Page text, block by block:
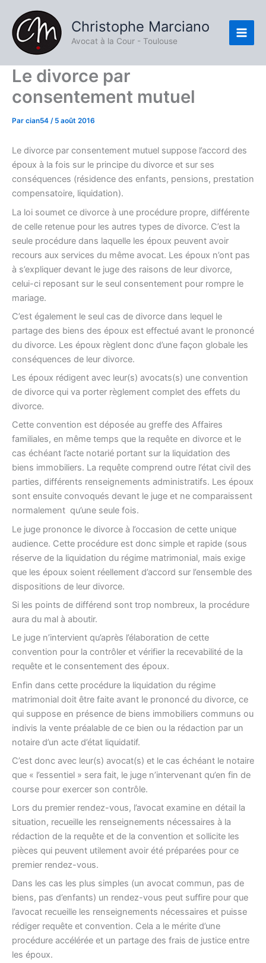
contenu
Christophe Marciano
Avocat à la Cour - Toulouse
Le divorce par
consentement mutuel
Par cian54 / 5 août 2016
Le divorce par consentement mutuel suppose l’accord des
époux à la fois sur le principe du divorce et sur ses
conséquences (résidence des enfants, pensions, prestation
compensatoire, liquidation).
La loi soumet ce divorce à une procédure propre, différente
de celle retenue pour les autres types de divorce. C’est la
seule procédure dans laquelle les époux peuvent avoir
recours aux services du même avocat. Les époux n’ont pas
à s’expliquer devant le juge des raisons de leur divorce,
celui-ci reposant sur le seul consentement pour rompre le
mariage.
C’est également le seul cas de divorce dans lequel le
partage des biens des époux est effectué avant le prononcé
du divorce. Les époux règlent donc d’une façon globale les
conséquences de leur divorce.
Les époux rédigent avec leur(s) avocats(s) une convention
de divorce qui va porter règlement complet des effets du
divorce.
Cette convention est déposée au greffe des Affaires
familiales, en même temps que la requête en divorce et le
cas échéant l’acte notarié portant sur la liquidation des
biens immobiliers. La requête comprend outre l’état civil des
parties, différents renseignements administratifs. Les époux
sont ensuite convoqués devant le juge et ne comparaissent
normalement qu’une seule fois.
Le juge prononce le divorce à l’occasion de cette unique
audience. Cette procédure est donc simple et rapide (sous
réserve de la liquidation du régime matrimonial, mais exige
que les époux soient réellement d’accord sur l’ensemble des
dispositions de leur divorce.
Si les points de différend sont trop nombreux, la procédure
aura du mal à aboutir.
Le juge n’intervient qu’après l’élaboration de cette
convention pour la contrôler et vérifier la recevabilité de la
requête et le consentement des époux.
Enfin dans cette procédure la liquidation du régime
matrimonial doit être faite avant le prononcé du divorce, ce
qui suppose en présence de biens immobiliers communs ou
indivis la vente préalable de ce bien ou la rédaction par un
notaire d’un acte d’état liquidatif.
C’est donc avec leur(s) avocat(s) et le cas échéant le notaire
que « l’essentiel » sera fait, le juge n’intervenant qu’en fin de
course pour exercer son contrôle.
Lors du premier rendez-vous, l’avocat examine en détail la
situation, recueille les renseignements nécessaires à la
rédaction de la requête et de la convention et sollicite les
pièces qui peuvent utilement avoir été préparées pour ce
premier rendez-vous.
Dans les cas les plus simples (un avocat commun, pas de
biens, pas d’enfants) un rendez-vous peut suffire pour que
l’avocat recueille les renseignements nécessaires et puisse
rédiger requête et convention. Cela a le mérite d’une
procédure accélérée et un partage des frais de justice entre
les époux.